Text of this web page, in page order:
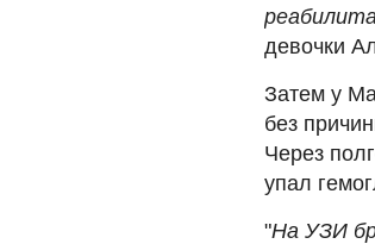
девочки
Затем у
без
Через
упал
"На УЗИ